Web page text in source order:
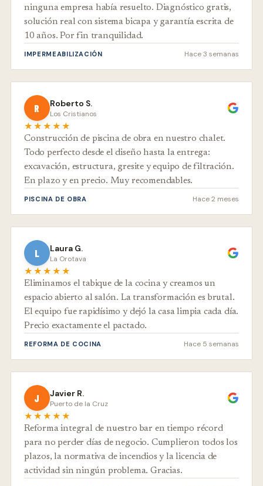
ninguna empresa había resuelto. Diagnóstico gratis,
solución real con sistema bicapa y garantía escrita de
10 años. Por fin tranquilidad.
IMPERMEABILIZACIÓN Hace 3 semanas
R Roberto S.
Los Cristianos
★★★★★
Construcción de piscina de obra en nuestro chalet.
Todo perfecto desde el diseño hasta la entrega:
excavación, estructura, gresite y equipo de filtración.
En plazo y en precio. Muy recomendables.
PISCINA DE OBRA Hace 2 meses
L Laura G.
La Orotava
★★★★★
Eliminamos el tabique de la cocina y creamos un
espacio abierto al salón. La transformación es brutal.
El equipo fue rapidísimo y dejó la casa limpia cada día.
Precio exactamente el pactado.
REFORMA DE COCINA Hace 5 semanas
J Javier R.
Puerto de la Cruz
★★★★★
Reforma integral de nuestro bar en tiempo récord
para no perder días de negocio. Cumplieron todos los
plazos, la normativa de incendios y la licencia de
actividad sin ningún problema. Gracias.